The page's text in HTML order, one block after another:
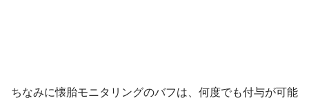
ちなみに懐胎モニタリングのバフは、何度でも付与が可能